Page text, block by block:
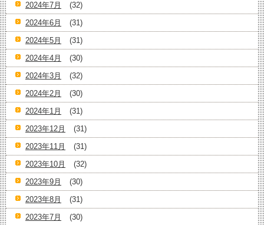
2024年7月
(32)
2024年6月
(31)
2024年5月
(31)
2024年4月
(30)
2024年3月
(32)
2024年2月
(30)
2024年1月
(31)
2023年12月
(31)
2023年11月
(31)
2023年10月
(32)
2023年9月
(30)
2023年8月
(31)
2023年7月
(30)